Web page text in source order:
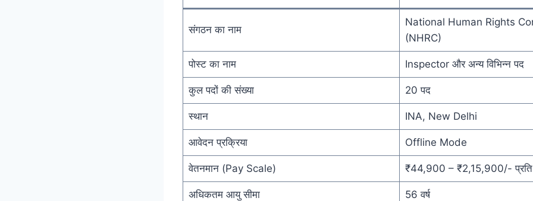
संगठन का नाम
National Human Rights
(NHRC)
पोस्ट का नाम Inspector और अन्य विभिन्न पद
कुल पदों की संख्या 20 पद
स्थान INA, New Delhi
आवेदन प्रक्रिया Offline Mode
वेतनमान (Pay Scale) ₹44,900 – ₹2,15,900/- प्रति
अधिकतम आयु सीमा 56 वर्ष